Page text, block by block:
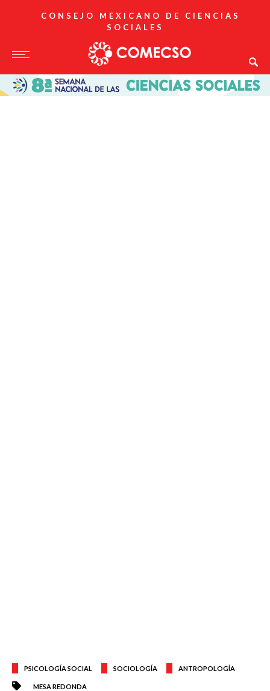
CONSEJO MEXICANO DE CIENCIAS
SOCIALES
PSICOLOGÍA SOCIAL SOCIOLOGÍA ANTROPOLOGÍA
MESA REDONDA